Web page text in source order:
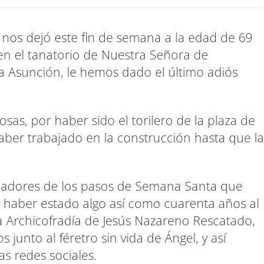
dejó este fin de semana a la edad de 69
el tanatorio de Nuestra Señora de
Asunción, le hemos dado el último adiós
por haber sido el torilero de la plaza de
trabajado en la construcción hasta que la
de los pasos de Semana Santa que
estado algo así como cuarenta años al
de Jesús Nazareno Rescatado,
junto al féretro sin vida de Ángel, y así
redes sociales.